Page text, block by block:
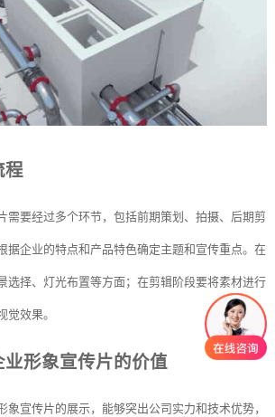
程
需要经过多个环节，包括前期策划、拍摄、后期剪
据企业的特点和产品特色确定主题和宣传重点。在
选择、灯光布置等方面；在剪辑阶段要将素材进行
觉效果。
形象宣传片的价值
象宣传片的展示，能够突出公司实力和技术优势，